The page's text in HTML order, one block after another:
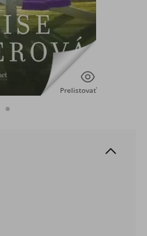
Prelistovať